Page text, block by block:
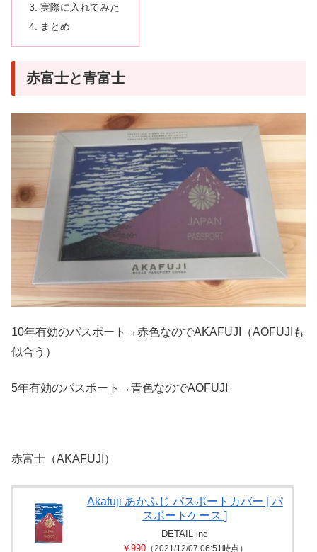
実際に入れてみた
まとめ
赤富士と青富士
10年有効のパスポート→赤色なのでAKAFUJI（AOFUJIも
似合う）
5年有効のパスポート→青色なのでAOFUJI
赤富士（AKAFUJI）
Akafuji あかふじ パスポートカバー [ パ
スポートケース ]
DETAIL inc
￥990 （2021/12/07 06:51時点）